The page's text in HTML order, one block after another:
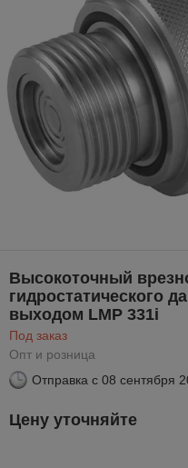
Высокоточный
гидростатического
выходом LMP 331i
Под заказ
Опт и розница
Отправка с 08 сентября
Цену уточняйте